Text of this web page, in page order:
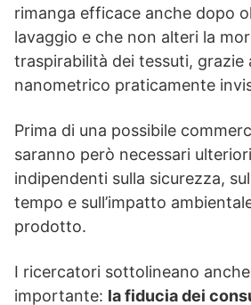
rimanga efficace anche dopo
lavaggio e che non alteri la
traspirabilità dei tessuti, grazie
nanometrico praticamente
Prima di una possibile
saranno però necessari
indipendenti sulla sicurezza,
tempo e sull’impatto
prodotto.
I ricercatori sottolineano
importante: la fiducia dei